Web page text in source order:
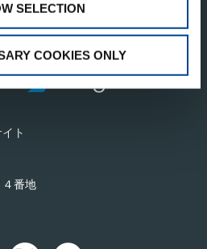
SELECTION
COOKIES ONLY
ト
番地